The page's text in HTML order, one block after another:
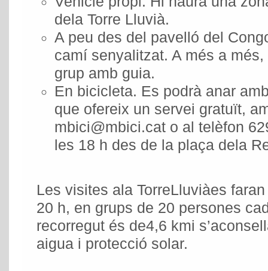
dela Torre Lluvià.
A peu des del pavelló del
camí senyalitzat. A més a
grup amb guia.
En bicicleta. Es podrà anar
que ofereix un servei gratuït,
mbici@mbici.cat o al telèfon
les 18 h des de la plaça dela
Les visites ala TorreLluviàes
20 h, en grups de 20 persones
recorregut és de4,6 kmi
aigua i protecció solar.